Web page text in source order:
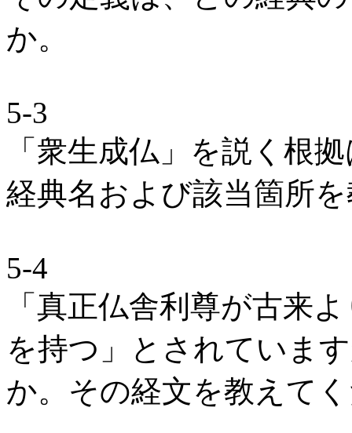
か。
5-3
「衆生成仏」を説く根
経典名および該当箇所
5-4
「真正仏舎利尊が古来
を持つ」とされていま
か。その経文を教えて